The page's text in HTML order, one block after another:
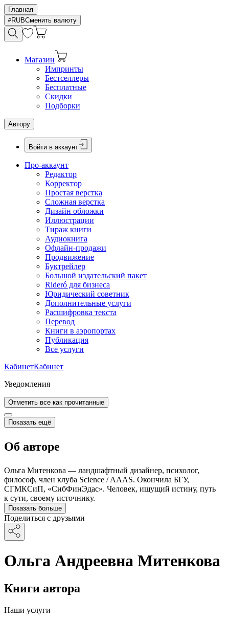
Главная
RUBСменить валюту
Магазин
Импринты
Бестселлеры
Бесплатные
Скидки
Подборки
Автору
Войти в аккаунт
Про-аккаунт
Редактор
Корректор
Простая верстка
Сложная верстка
Дизайн обложки
Иллюстрации
Тираж книги
Аудиокнига
Офлайн-продажи
Продвижение
Буктрейлер
Большой издательский пакет
Rideró для бизнеса
Юридический советник
Дополнительные услуги
Расшифровка текста
Перевод
Книги в аэропортах
Публикация
Все услуги
КабинетКабинет
Уведомления
Отметить все как прочитанные
Показать ещё
Об авторе
Ольга Митенкова — ландшафтный дизайнер, психолог,
философ, член клуба Science / AAAS. Окончила БГУ,
СГМКСиП, «СибФинЭдас». Человек, ищущий истину, путь
к сути, своему источнику.
Показать больше
Поделиться с друзьями
Ольга Андреевна Митенкова
Книги автора
Наши услуги